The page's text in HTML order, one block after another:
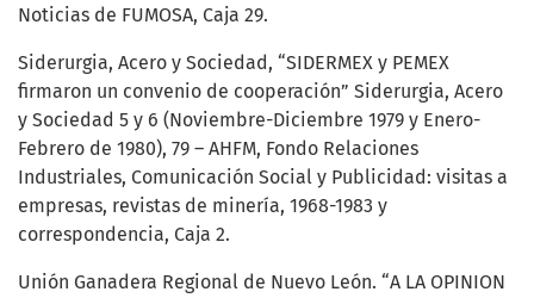
Noticias de FUMOSA, Caja 29.
Siderurgia, Acero y Sociedad, “SIDERMEX y PEMEX
firmaron un convenio de cooperación” Siderurgia, Acero
y Sociedad 5 y 6 (Noviembre-Diciembre 1979 y Enero-
Febrero de 1980), 79 – AHFM, Fondo Relaciones
Industriales, Comunicación Social y Publicidad: visitas a
empresas, revistas de minería, 1968-1983 y
correspondencia, Caja 2.
Unión Ganadera Regional de Nuevo León. “A LA OPINION